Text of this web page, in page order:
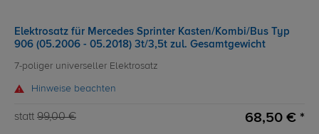
Elektrosatz für Mercedes Sprinter Kasten/Kombi/Bus Typ
906 (05.2006 - 05.2018) 3t/3,5t zul. Gesamtgewicht
7-poliger universeller Elektrosatz
Hinweise beachten
statt 99,00 € 68,50 € *